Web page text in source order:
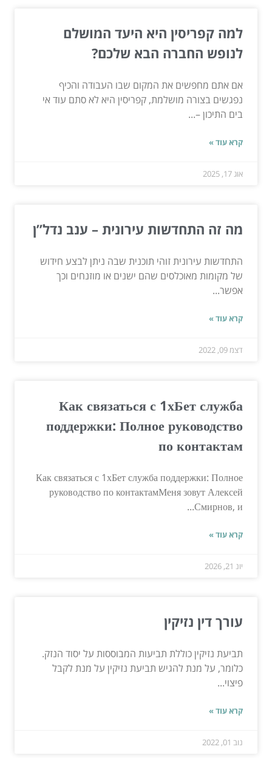
למה קפריסין היא היעד המושלם
לנופש החברה הבא שלכם?
אם אתם מחפשים את המקום שבו העבודה והכיף
נפגשים בצורה מושלמת, קפריסין היא לא סתם עוד אי
בים התיכון –...
קרא עוד »
אוג 17, 2025
מה זה התחדשות עירונית – ענב נדל”ן
התחדשות עירונית זוהי תוכנית שבה ניתן לבצע חידוש
של מקומות מאוכלסים שהם ישנים או מוזנחים וכך
אפשר...
קרא עוד »
דצמ 09, 2022
Как связаться с 1хБет служба
поддержки: Полное руководство
по контактам
Как связаться с 1хБет служба поддержки: Полное
руководство по контактамМеня зовут Алексей
Смирнов, и...
קרא עוד »
יונ 21, 2026
עורך דין נזיקין
תביעת נזיקין כוללת תביעות המבוססות על יסוד הנזק.
כלומר, על מנת להגיש תביעת נזיקין על מנת לקבל
פיצוי...
קרא עוד »
נוב 01, 2022